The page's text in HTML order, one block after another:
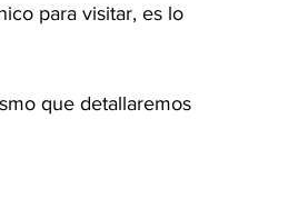
para visitar, es lo
que detallaremos